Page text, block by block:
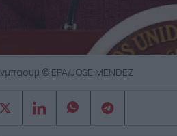
© EPA/JOSE MENDEZ